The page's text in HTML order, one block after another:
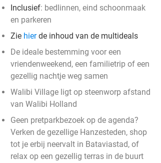
Inclusief: bedlinnen, eind schoonmaak
en parkeren
Zie hierde inhoud van de multideals
De ideale bestemming voor een
vriendenweekend, een familietrip of een
gezellig nachtje weg samen
Walibi Village ligt op steenworp afstand
van Walibi Holland
Geen pretparkbezoek op de agenda?
Verken de gezellige Hanzesteden, shop
tot je erbij neervalt in Bataviastad, of
relax op een gezellig terras in de buurt